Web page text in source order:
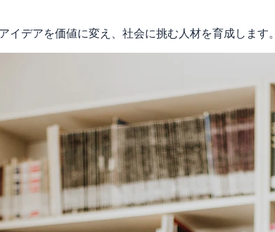
デアを価値に変え、社会に挑む人材を育成します。